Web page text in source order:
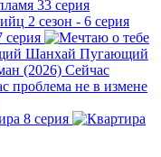
33 серия
2 сезон - 6 серия
серия
Пугающий
Сейчас
8 серия